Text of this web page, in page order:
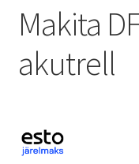
Makita
akutrell